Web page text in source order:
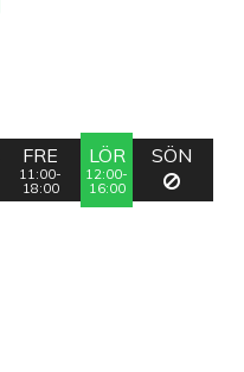
FRE
11:00-
18:00
LÖR
12:00-
16:00
SÖN